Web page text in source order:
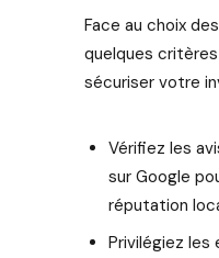
Face au choix
quelques
sécuriser votre
Vérifiez les
sur Google
réputation
Privilégiez